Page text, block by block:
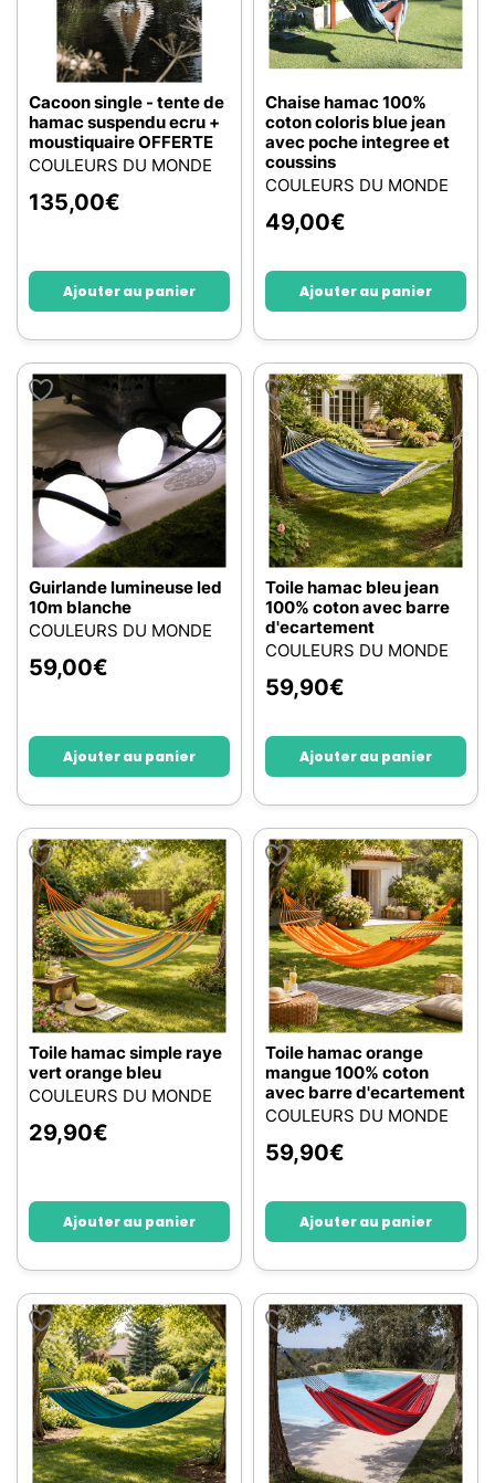
Cacoon single - tente de
hamac suspendu ecru +
moustiquaire OFFERTE
COULEURS DU MONDE
135,00€
Ajouter au panier
Chaise hamac 100%
coton coloris blue jean
avec poche integree et
coussins
COULEURS DU MONDE
49,00€
Ajouter au panier
Guirlande lumineuse led
10m blanche
COULEURS DU MONDE
59,00€
Ajouter au panier
Toile hamac bleu jean
100% coton avec barre
d'ecartement
COULEURS DU MONDE
59,90€
Ajouter au panier
Toile hamac simple raye
vert orange bleu
COULEURS DU MONDE
29,90€
Ajouter au panier
Toile hamac orange
mangue 100% coton
avec barre d'ecartement
COULEURS DU MONDE
59,90€
Ajouter au panier